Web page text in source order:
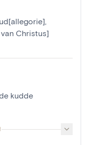
,
Christus]
kudde